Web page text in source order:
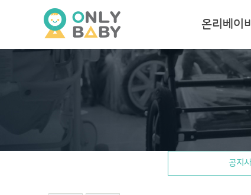
온리베이비
공지